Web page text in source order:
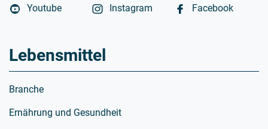
Youtube
Instagram Facebook
Lebensmittel
Branche
Ernährung und Gesundheit